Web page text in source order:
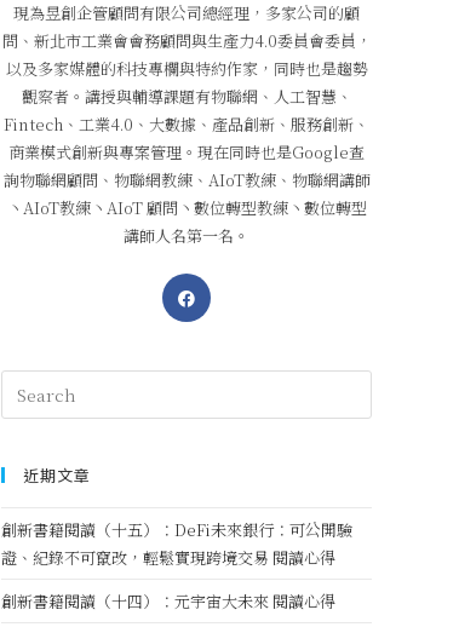
現為昱創企管顧問有限公司總經理，多家公司的顧
問、新北市工業會會務顧問與生產力4.0委員會委員，
以及多家媒體的科技專欄與特約作家，同時也是趨勢
觀察者。講授與輔導課題有物聯網、人工智慧、
Fintech、工業4.0、大數據、產品創新、服務創新、
商業模式創新與專案管理。現在同時也是Google查
詢物聯網顧問、物聯網教練、AIoT教練、物聯網講師
丶AIoT教練丶AIoT 顧問丶數位轉型教練丶數位轉型
講師人名第一名。
近期文章
創新書籍閱讀（十五）：DeFi未來銀行：可公開驗
證、紀錄不可竄改，輕鬆實現跨境交易 閱讀心得
創新書籍閱讀（十四）：元宇宙大未來 閱讀心得